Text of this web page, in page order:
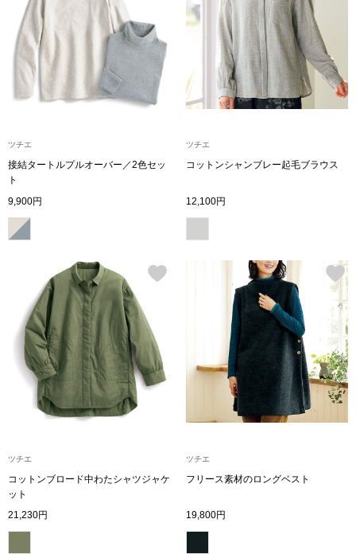
Salon de GRANDGRIS
ランド
金谷製靴
ヘンリーコッ
【特集】
おすすめカタ
BOGARD
BOGARD July
ツチエ
接結タートルプルオーバー／2色セッ
ト
9,900円
ツチエ
コットンシャンブレー起毛ブラウス
12,100円
ツチエ
コットンブロード中わたシャツジャケ
ット
21,230円
ツチエ
フリース素材のロングベスト
19,800円